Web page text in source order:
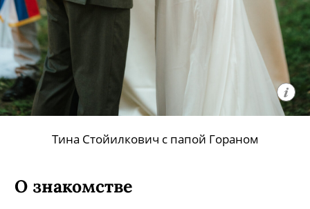
Тина Стойилкович с папой Гораном